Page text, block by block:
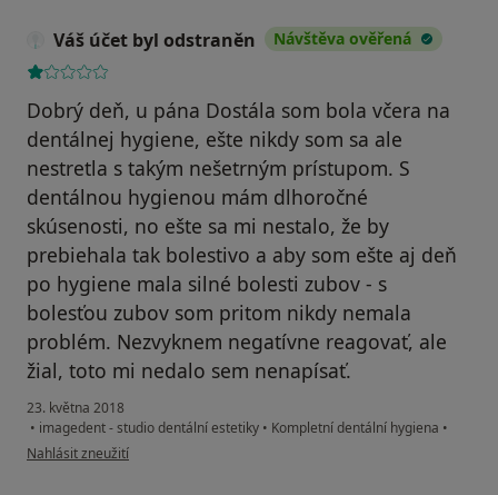
Váš účet byl odstraněn Návštěva ověřená
Dobrý deň, u pána Dostála som bola včera na
dentálnej hygiene, ešte nikdy som sa ale
nestretla s takým nešetrným prístupom. S
dentálnou hygienou mám dlhoročné
skúsenosti, no ešte sa mi nestalo, že by
prebiehala tak bolestivo a aby som ešte aj deň
po hygiene mala silné bolesti zubov - s
bolesťou zubov som pritom nikdy nemala
problém. Nezvyknem negatívne reagovať, ale
žial, toto mi nedalo sem nenapísať.
23. května 2018
• imagedent - studio dentální estetiky • Kompletní dentální hygiena •
podle názoru uživatele Váš účet byl odstraněn
Nahlásit zneužití